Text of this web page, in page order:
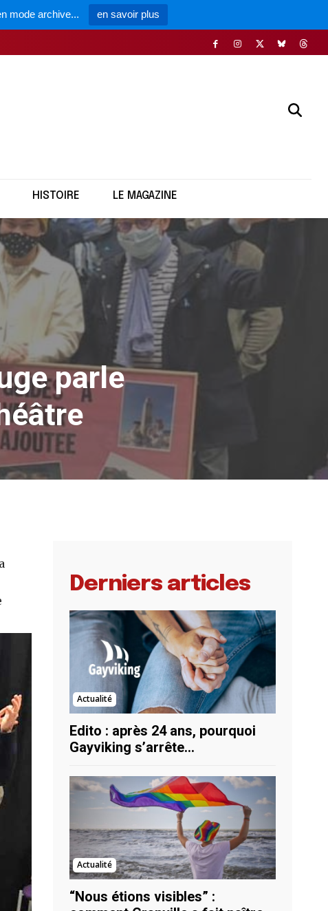
mode archive... en savoir plus
HISTOIRE LE MAGAZINE
parle
Derniers articles
Actualité
Edito : après 24 ans, pourquoi
Gayviking s’arrête…
Actualité
“Nous étions visibles” :